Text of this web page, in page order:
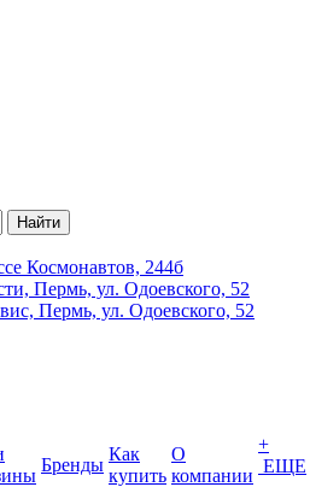
Найти
Космонавтов, 244б
Пермь, ул. Одоевского, 52
Пермь, ул. Одоевского, 52
Бренды
Как
купить
О
компании
+
ЕЩЕ